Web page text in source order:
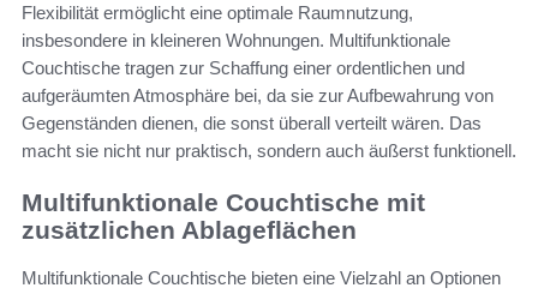
Flexibilität ermöglicht eine optimale Raumnutzung,
insbesondere in kleineren Wohnungen. Multifunktionale
Couchtische tragen zur Schaffung einer ordentlichen und
aufgeräumten Atmosphäre bei, da sie zur Aufbewahrung von
Gegenständen dienen, die sonst überall verteilt wären. Das
macht sie nicht nur praktisch, sondern auch äußerst funktionell.
Multifunktionale Couchtische mit
zusätzlichen Ablageflächen
Multifunktionale Couchtische bieten eine Vielzahl an Optionen